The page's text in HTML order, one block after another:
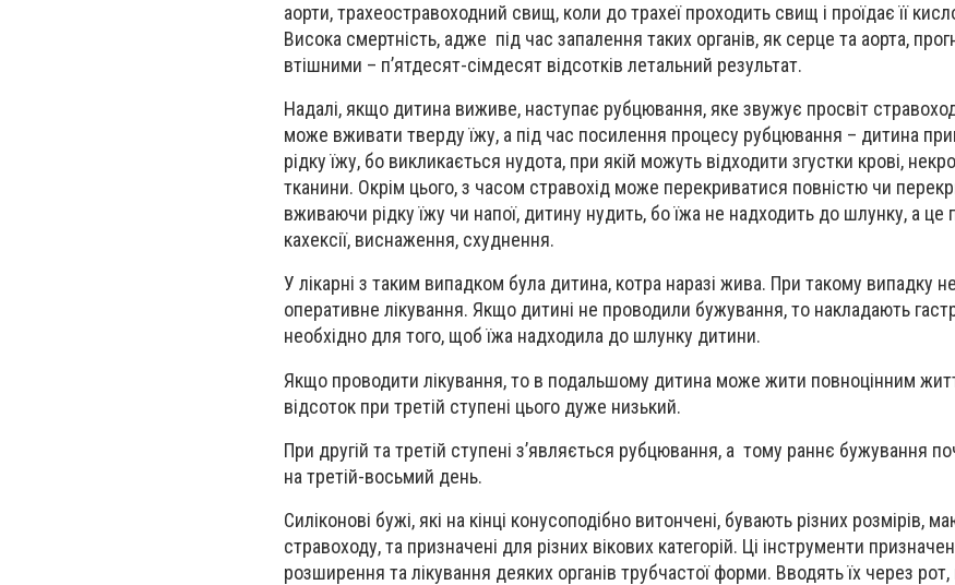
аорти, трахеостравоходний свищ, коли до трахеї проходить свищ і проїдає її
Висока смертність, адже під час запалення таких органів, як серце та аорта,
втішними – п’ятдесят-сімдесят відсотків летальний результат.
Надалі, якщо дитина виживе, наступає рубцювання, яке звужує просвіт
може вживати тверду їжу, а під час посилення процесу рубцювання – дитина
рідку їжу, бо викликається нудота, при якій можуть відходити згустки крові,
тканини. Окрім цього, з часом стравохід може перекриватися повністю чи
вживаючи рідку їжу чи напої, дитину нудить, бо їжа не надходить до шлунку, а це
кахексії, виснаження, схуднення.
У лікарні з таким випадком була дитина, котра наразі жива. При такому випадку
оперативне лікування. Якщо дитині не проводили бужування, то накладають
необхідно для того, щоб їжа надходила до шлунку дитини.
Якщо проводити лікування, то в подальшому дитина може жити повноцінним
відсоток при третій ступені цього дуже низький.
При другій та третій ступені з’являється рубцювання, а тому раннє бужування
на третій-восьмий день.
Силіконові бужі, які на кінці конусоподібно витончені, бувають різних розмірів,
стравоходу, та призначені для різних вікових категорій. Ці інструменти
розширення та лікування деяких органів трубчастої форми. Вводять їх через рот,